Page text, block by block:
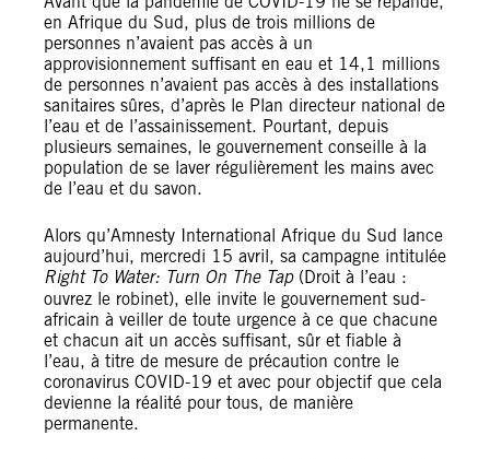
en Afrique du Sud, plus de trois millions de
personnes n’avaient pas accès à un
approvisionnement suffisant en eau et 14,1 millions
de personnes n’avaient pas accès à des installations
sanitaires sûres, d’après le Plan directeur national de
l’eau et de l’assainissement. Pourtant, depuis
plusieurs semaines, le gouvernement conseille à la
population de se laver régulièrement les mains avec
de l’eau et du savon.
Alors qu’Amnesty International Afrique du Sud lance
aujourd’hui, mercredi 15 avril, sa campagne intitulée
Right To Water: Turn On The Tap (Droit à l’eau :
ouvrez le robinet), elle invite le gouvernement sud-
africain à veiller de toute urgence à ce que chacune
et chacun ait un accès suffisant, sûr et fiable à
l’eau, à titre de mesure de précaution contre le
coronavirus COVID-19 et avec pour objectif que cela
devienne la réalité pour tous, de manière
permanente.